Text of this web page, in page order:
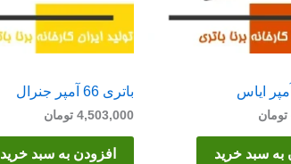
تومان
به سبد خرید
باتری 66 آمپر جنرال
4,503,000 تومان
افزودن به سبد خرید